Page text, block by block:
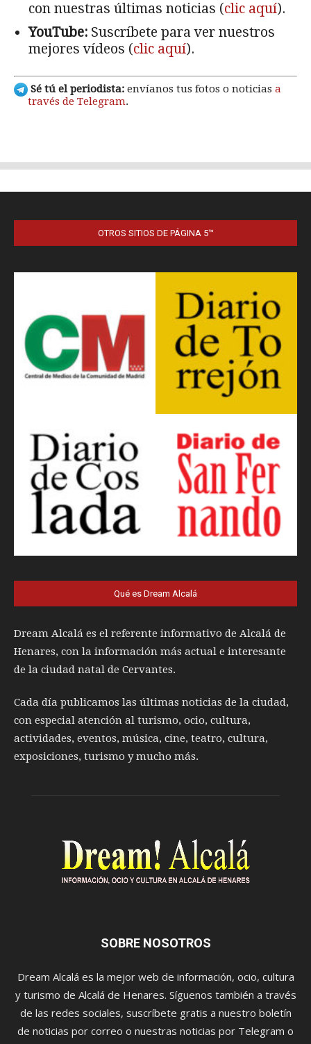
OTROS SITIOS DE PÁGINA 5™
Qué es Dream Alcalá
Dream Alcalá es el referente informativo de Alcalá de
Henares, con la información más actual e interesante
de la ciudad natal de Cervantes.
Cada día publicamos las últimas noticias de la ciudad,
con especial atención al turismo, ocio, cultura,
actividades, eventos, música, cine, teatro, cultura,
exposiciones, turismo y mucho más.
SOBRE NOSOTROS
Dream Alcalá es la mejor web de información, ocio, cultura
y turismo de Alcalá de Henares. Síguenos también a través
de las redes sociales, suscríbete gratis a nuestro boletín
de noticias por correo o nuestras noticias por Telegram o